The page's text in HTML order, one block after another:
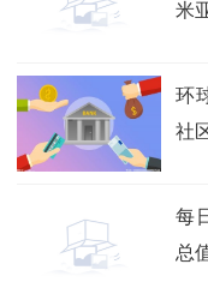
米
环
社
每
总